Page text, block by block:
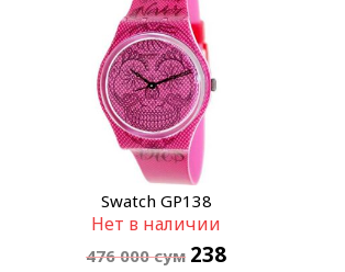
Swatch GP138
Нет в наличии
476 000сум 238